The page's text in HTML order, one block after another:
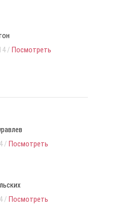
/Посмотреть
/Посмотреть
/Посмотреть